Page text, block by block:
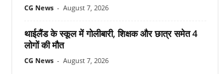
CG News - August 7, 2026
थाईलैंड के स्कूल में गोलीबारी, शिक्षक और छात्र समेत 4
लोगों की मौत
CG News - August 7, 2026